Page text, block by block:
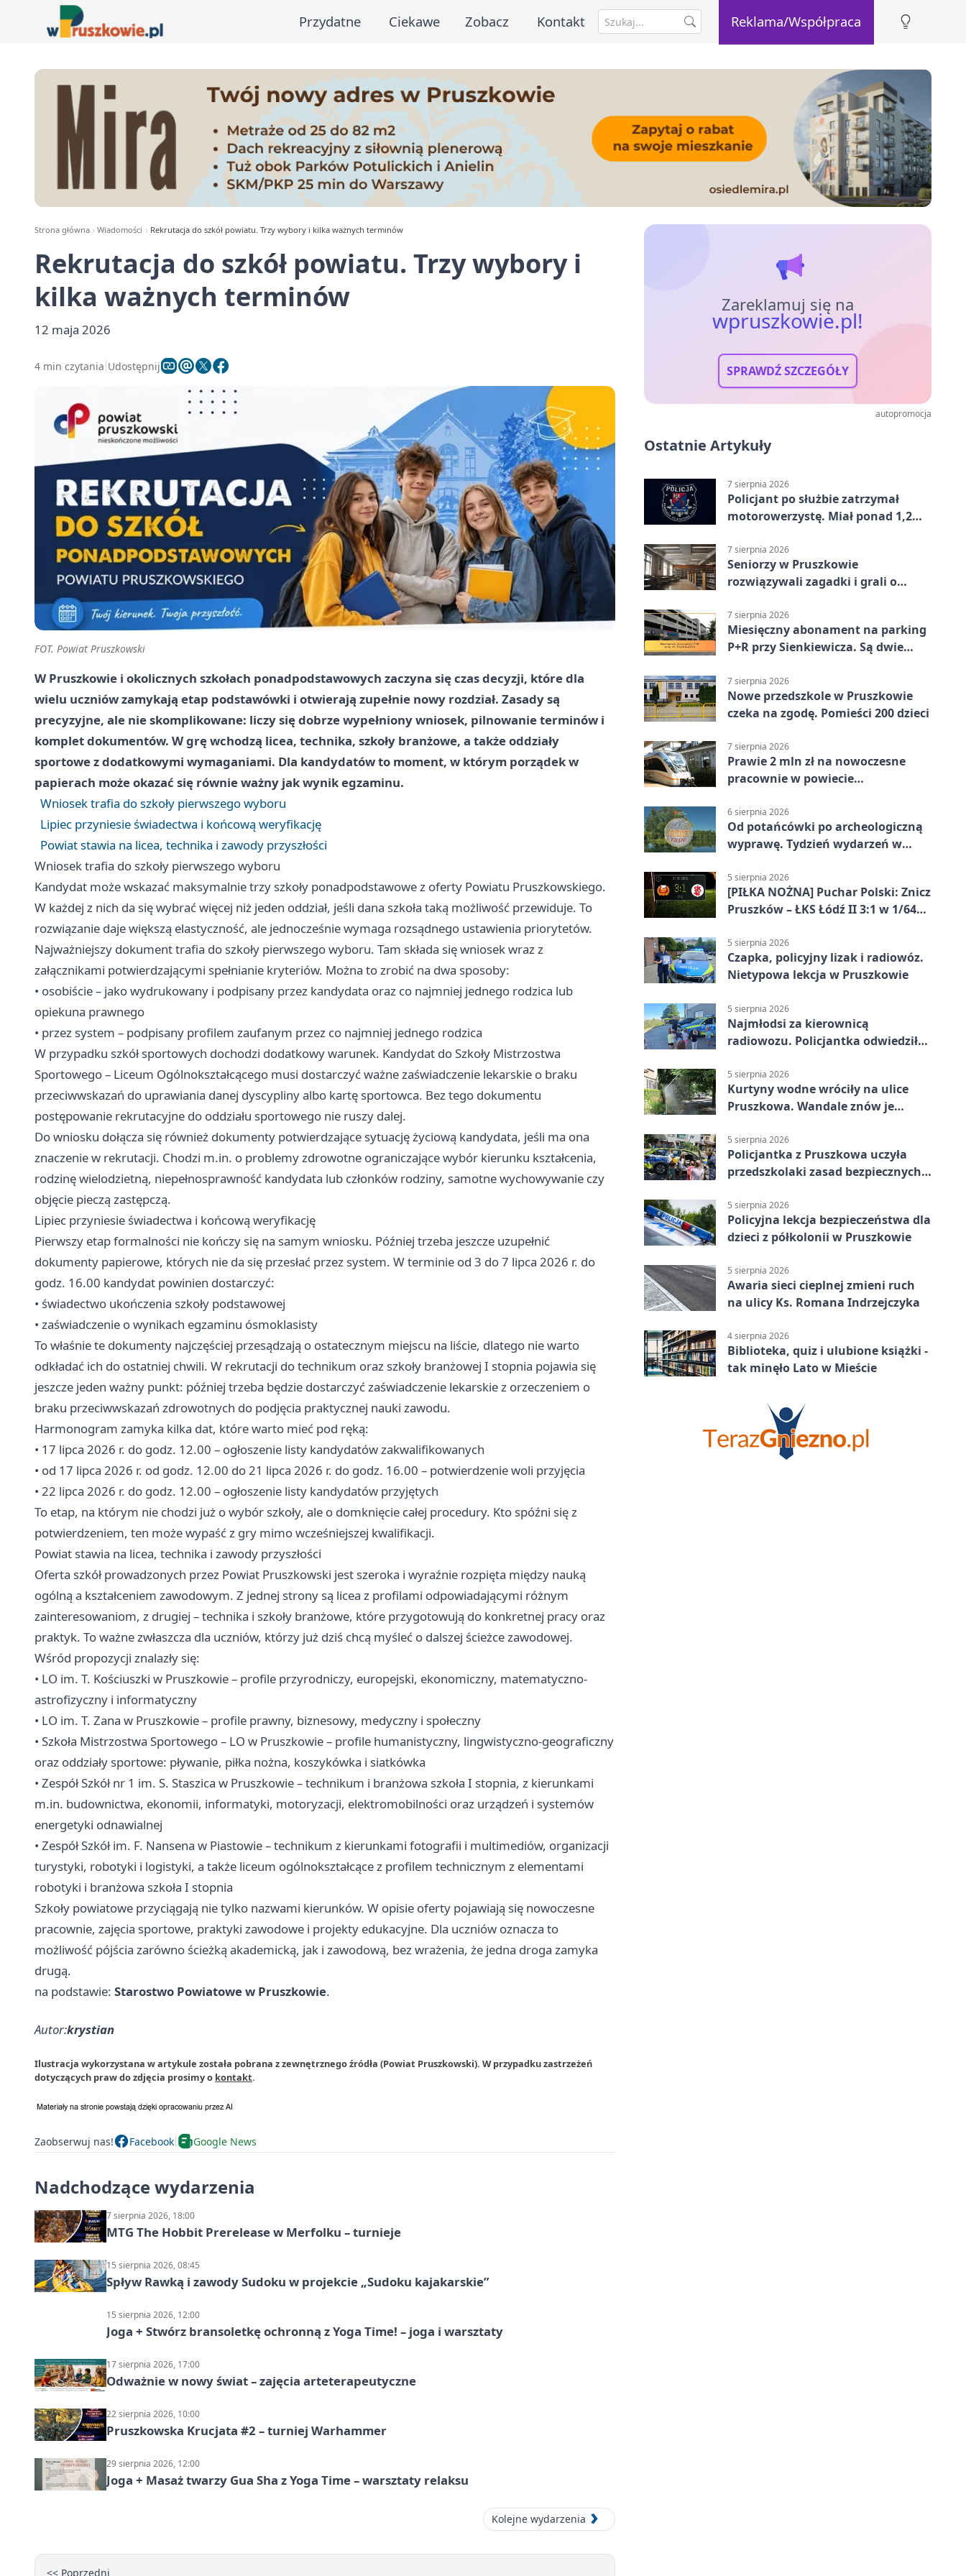
Przydatne Ciekawe Zobacz Kontakt Reklama/Współpraca
Strona główna Wiadomości Rekrutacja do szkół powiatu. Trzy wybory i kilka ważnych terminów
Rekrutacja do szkół powiatu. Trzy wybory i
kilka ważnych terminów
12 maja 2026
4 min czytania Udostępnij
FOT. Powiat Pruszkowski
W Pruszkowie i okolicznych szkołach ponadpodstawowych zaczyna się czas decyzji, które dla
wielu uczniów zamykają etap podstawówki i otwierają zupełnie nowy rozdział. Zasady są
precyzyjne, ale nie skomplikowane: liczy się dobrze wypełniony wniosek, pilnowanie terminów i
komplet dokumentów. W grę wchodzą licea, technika, szkoły branżowe, a także oddziały
sportowe z dodatkowymi wymaganiami. Dla kandydatów to moment, w którym porządek w
papierach może okazać się równie ważny jak wynik egzaminu.
Wniosek trafia do szkoły pierwszego wyboru
Lipiec przyniesie świadectwa i końcową weryfikację
Powiat stawia na licea, technika i zawody przyszłości
Wniosek trafia do szkoły pierwszego wyboru
Kandydat może wskazać maksymalnie trzy szkoły ponadpodstawowe z oferty Powiatu Pruszkowskiego.
W każdej z nich da się wybrać więcej niż jeden oddział, jeśli dana szkoła taką możliwość przewiduje. To
rozwiązanie daje większą elastyczność, ale jednocześnie wymaga rozsądnego ustawienia priorytetów.
Najważniejszy dokument trafia do szkoły pierwszego wyboru. Tam składa się wniosek wraz z
załącznikami potwierdzającymi spełnianie kryteriów. Można to zrobić na dwa sposoby:
• osobiście – jako wydrukowany i podpisany przez kandydata oraz co najmniej jednego rodzica lub
opiekuna prawnego
• przez system – podpisany profilem zaufanym przez co najmniej jednego rodzica
W przypadku szkół sportowych dochodzi dodatkowy warunek. Kandydat do Szkoły Mistrzostwa
Sportowego – Liceum Ogólnokształcącego musi dostarczyć ważne zaświadczenie lekarskie o braku
przeciwwskazań do uprawiania danej dyscypliny albo kartę sportowca. Bez tego dokumentu
postępowanie rekrutacyjne do oddziału sportowego nie ruszy dalej.
Do wniosku dołącza się również dokumenty potwierdzające sytuację życiową kandydata, jeśli ma ona
znaczenie w rekrutacji. Chodzi m.in. o problemy zdrowotne ograniczające wybór kierunku kształcenia,
rodzinę wielodzietną, niepełnosprawność kandydata lub członków rodziny, samotne wychowywanie czy
objęcie pieczą zastępczą.
Lipiec przyniesie świadectwa i końcową weryfikację
Pierwszy etap formalności nie kończy się na samym wniosku. Później trzeba jeszcze uzupełnić
dokumenty papierowe, których nie da się przesłać przez system. W terminie od 3 do 7 lipca 2026 r. do
godz. 16.00 kandydat powinien dostarczyć:
• świadectwo ukończenia szkoły podstawowej
• zaświadczenie o wynikach egzaminu ósmoklasisty
To właśnie te dokumenty najczęściej przesądzają o ostatecznym miejscu na liście, dlatego nie warto
odkładać ich do ostatniej chwili. W rekrutacji do technikum oraz szkoły branżowej I stopnia pojawia się
jeszcze jeden ważny punkt: później trzeba będzie dostarczyć zaświadczenie lekarskie z orzeczeniem o
braku przeciwwskazań zdrowotnych do podjęcia praktycznej nauki zawodu.
Harmonogram zamyka kilka dat, które warto mieć pod ręką:
• 17 lipca 2026 r. do godz. 12.00 – ogłoszenie listy kandydatów zakwalifikowanych
• od 17 lipca 2026 r. od godz. 12.00 do 21 lipca 2026 r. do godz. 16.00 – potwierdzenie woli przyjęcia
• 22 lipca 2026 r. do godz. 12.00 – ogłoszenie listy kandydatów przyjętych
To etap, na którym nie chodzi już o wybór szkoły, ale o domknięcie całej procedury. Kto spóźni się z
potwierdzeniem, ten może wypaść z gry mimo wcześniejszej kwalifikacji.
Powiat stawia na licea, technika i zawody przyszłości
Oferta szkół prowadzonych przez Powiat Pruszkowski jest szeroka i wyraźnie rozpięta między nauką
ogólną a kształceniem zawodowym. Z jednej strony są licea z profilami odpowiadającymi różnym
zainteresowaniom, z drugiej – technika i szkoły branżowe, które przygotowują do konkretnej pracy oraz
praktyk. To ważne zwłaszcza dla uczniów, którzy już dziś chcą myśleć o dalszej ścieżce zawodowej.
Wśród propozycji znalazły się:
• LO im. T. Kościuszki w Pruszkowie – profile przyrodniczy, europejski, ekonomiczny, matematyczno-
astrofizyczny i informatyczny
• LO im. T. Zana w Pruszkowie – profile prawny, biznesowy, medyczny i społeczny
• Szkoła Mistrzostwa Sportowego – LO w Pruszkowie – profile humanistyczny, lingwistyczno-geograficzny
oraz oddziały sportowe: pływanie, piłka nożna, koszykówka i siatkówka
• Zespół Szkół nr 1 im. S. Staszica w Pruszkowie – technikum i branżowa szkoła I stopnia, z kierunkami
m.in. budownictwa, ekonomii, informatyki, motoryzacji, elektromobilności oraz urządzeń i systemów
energetyki odnawialnej
• Zespół Szkół im. F. Nansena w Piastowie – technikum z kierunkami fotografii i multimediów, organizacji
turystyki, robotyki i logistyki, a także liceum ogólnokształcące z profilem technicznym z elementami
robotyki i branżowa szkoła I stopnia
Szkoły powiatowe przyciągają nie tylko nazwami kierunków. W opisie oferty pojawiają się nowoczesne
pracownie, zajęcia sportowe, praktyki zawodowe i projekty edukacyjne. Dla uczniów oznacza to
możliwość pójścia zarówno ścieżką akademicką, jak i zawodową, bez wrażenia, że jedna droga zamyka
drugą.
na podstawie: Starostwo Powiatowe w Pruszkowie.
Autor:krystian
Ilustracja wykorzystana w artykule została pobrana z zewnętrznego źródła (Powiat Pruszkowski). W przypadku zastrzeżeń
dotyczących praw do zdjęcia prosimy o kontakt.
Zaobserwuj nas! Facebook Google News
Nadchodzące wydarzenia
7 sierpnia 2026, 18:00
MTG The Hobbit Prerelease w Merfolku – turnieje
15 sierpnia 2026, 08:45
Spływ Rawką i zawody Sudoku w projekcie „Sudoku kajakarskie”
15 sierpnia 2026, 12:00
Joga + Stwórz bransoletkę ochronną z Yoga Time! – joga i warsztaty
17 sierpnia 2026, 17:00
Odważnie w nowy świat – zajęcia arteterapeutyczne
22 sierpnia 2026, 10:00
Pruszkowska Krucjata #2 – turniej Warhammer
29 sierpnia 2026, 12:00
Joga + Masaż twarzy Gua Sha z Yoga Time – warsztaty relaksu
Kolejne wydarzenia
<< Poprzedni
Zareklamuj się na
wpruszkowie.pl!
SPRAWDŹ SZCZEGÓŁY
autopromocja
Ostatnie Artykuły
7 sierpnia 2026
Policjant po służbie zatrzymał
motorowerzystę. Miał ponad 1,2
7 sierpnia 2026
Seniorzy w Pruszkowie
rozwiązywali zagadki i grali o
7 sierpnia 2026
Miesięczny abonament na parking
P+R przy Sienkiewicza. Są dwie
7 sierpnia 2026
Nowe przedszkole w Pruszkowie
czeka na zgodę. Pomieści 200 dzieci
7 sierpnia 2026
Prawie 2 mln zł na nowoczesne
pracownie w powiecie
6 sierpnia 2026
Od potańcówki po archeologiczną
wyprawę. Tydzień wydarzeń w
5 sierpnia 2026
[PIŁKA NOŻNA] Puchar Polski: Znicz
Pruszków – ŁKS Łódź II 3:1 w 1/64
5 sierpnia 2026
Czapka, policyjny lizak i radiowóz.
Nietypowa lekcja w Pruszkowie
5 sierpnia 2026
Najmłodsi za kierownicą
radiowozu. Policjantka odwiedziła
5 sierpnia 2026
Kurtyny wodne wróciły na ulice
Pruszkowa. Wandale znów je
5 sierpnia 2026
Policjantka z Pruszkowa uczyła
przedszkolaki zasad bezpiecznych
5 sierpnia 2026
Policyjna lekcja bezpieczeństwa dla
dzieci z półkolonii w Pruszkowie
5 sierpnia 2026
Awaria sieci cieplnej zmieni ruch
na ulicy Ks. Romana Indrzejczyka
4 sierpnia 2026
Biblioteka, quiz i ulubione książki -
tak minęło Lato w Mieście